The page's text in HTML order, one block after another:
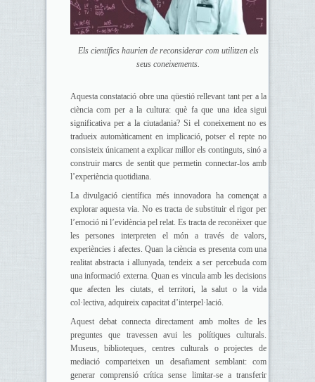
Els científics haurien de reconsiderar com utilitzen els
seus coneixements.
Aquesta constatació obre una qüestió rellevant tant per a la
ciència com per a la cultura: què fa que una idea sigui
significativa per a la ciutadania? Si el coneixement no es
tradueix automàticament en implicació, potser el repte no
consisteix únicament a explicar millor els continguts, sinó a
construir marcs de sentit que permetin connectar-los amb
l’experiència quotidiana.
La divulgació científica més innovadora ha començat a
explorar aquesta via. No es tracta de substituir el rigor per
l’emoció ni l’evidència pel relat. Es tracta de reconèixer que
les persones interpreten el món a través de valors,
experiències i afectes. Quan la ciència es presenta com una
realitat abstracta i allunyada, tendeix a ser percebuda com
una informació externa. Quan es vincula amb les decisions
que afecten les ciutats, el territori, la salut o la vida
col·lectiva, adquireix capacitat d’interpel·lació.
Aquest debat connecta directament amb moltes de les
preguntes que travessen avui les polítiques culturals.
Museus, biblioteques, centres culturals o projectes de
mediació comparteixen un desafiament semblant: com
generar comprensió crítica sense limitar-se a transferir